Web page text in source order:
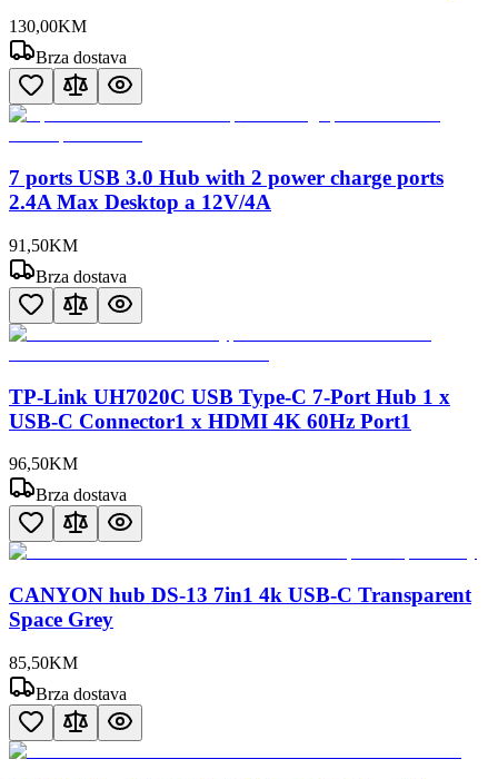
130,00KM
Brza dostava
7 ports USB 3.0 Hub with 2 power charge ports
2.4A Max Desktop a 12V/4A
91 ,50KM
Brza dostava
TP-Link UH7020C USB Type-C 7-Port Hub 1 x
USB-C Connector1 x HDMI 4K 60Hz Port1
96,50KM
Brza dostava
CANYON hub DS-13 7in1 4k USB-C Transparent
Space Grey
85,50KM
Brza dostava